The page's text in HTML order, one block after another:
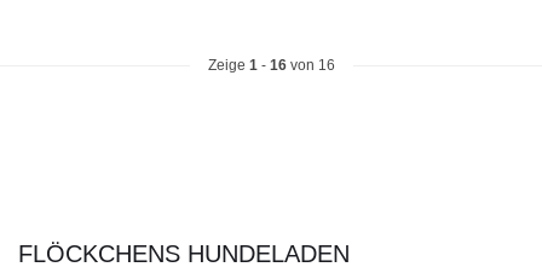
Zeige 1- 16von 16
FLÖCKCHENS HUNDELADEN